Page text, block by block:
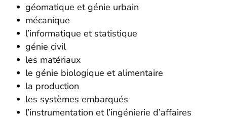
géomatique et génie urbain
mécanique
l’informatique et statistique
génie civil
les matériaux
le génie biologique et alimentaire
la production
les systèmes embarqués
l’instrumentation et l’ingénierie d’affaires